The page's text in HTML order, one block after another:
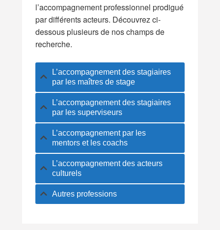
l’accompagnement professionnel prodigué
par différents acteurs. Découvrez ci-
dessous plusieurs de nos champs de
recherche.
L’accompagnement des stagiaires
par les maîtres de stage
L’accompagnement des stagiaires
par les superviseurs
L’accompagnement par les
mentors et les coachs
L’accompagnement des acteurs
culturels
Autres professions